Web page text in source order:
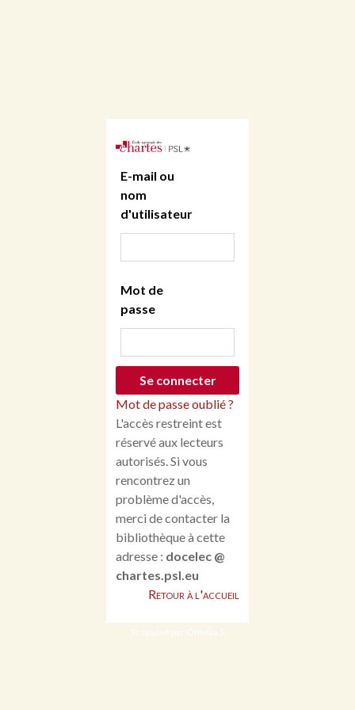
E-mail ou
nom
d'utilisateur
Mot de
passe
Mot de passe oublié ?
L'accès restreint est
réservé aux lecteurs
autorisés. Si vous
rencontrez un
problème d'accès,
merci de contacter la
bibliothèque à cette
adresse : docelec @
chartes.psl.eu
Retour à l'accueil
Propulsé par Omeka S